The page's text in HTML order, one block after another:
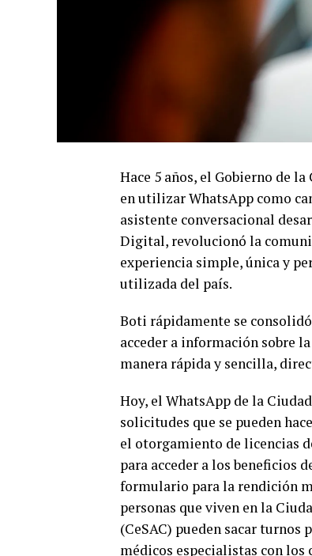
Hace 5 años, el Gobierno de
en utilizar WhatsApp como
asistente conversacional
Digital, revolucionó la
experiencia simple, única y
utilizada del país.
Boti rápidamente se
acceder a información sobre
manera rápida y sencilla,
Hoy, el WhatsApp de la
solicitudes que se pueden
el otorgamiento de licencias
para acceder a los beneficios
formulario para la rendición
personas que viven en la
(CeSAC) pueden sacar turnos
médicos especialistas con los